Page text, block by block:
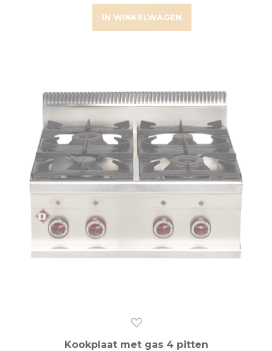
IN WINKELWAGEN
Kookplaat met gas 4 pitten